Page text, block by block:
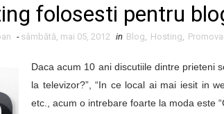
folosesti pentru
- sâmbătă, mai 05, 2012 in Blog, Hosting,
Daca acum 10 ani discutiile dintre prieteni
la televizor?”, “In ce local ai mai iesit in
etc., acum o intrebare foarte la moda este